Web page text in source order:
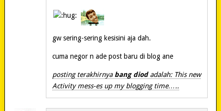
gw sering-sering kesisini aja dah.
cuma negor n ade post baru di blog ane
posting terakhirnya bang diod adalah: This new
Activity mess-es up my blogging time…..